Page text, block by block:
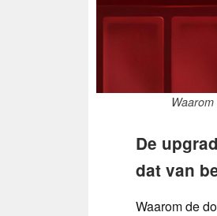
De
dat van
Waarom de